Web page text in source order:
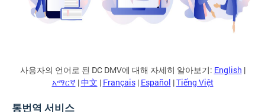
사용자의 언어로 된 DC DMV에 대해 자세히 알아보기: English |
አማርኛ |中文 | Français| Español |Tiếng Việt
통번역 서비스